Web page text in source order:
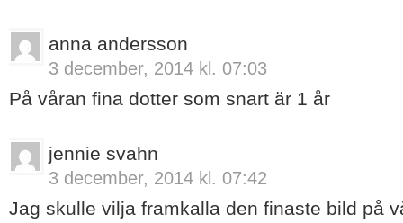
anna andersson
3 december, 2014 kl. 07:03
På våran fina dotter som snart är 1 år
jennie svahn
3 december, 2014 kl. 07:42
Jag skulle vilja framkalla den finaste bild på